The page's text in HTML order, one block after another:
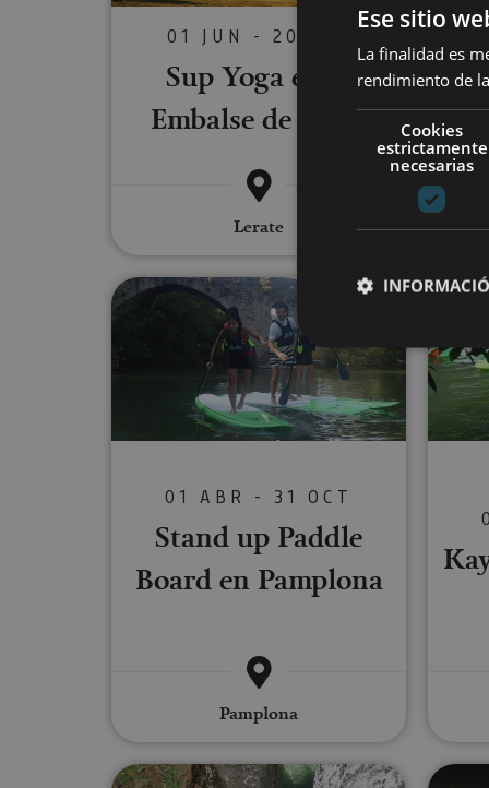
01 JUN - 20 SEP
Sup Yoga en el
Embalse de Alloz
Lerate
Stand up Paddle Board en
01 ABR - 31 OCT
Stand up Paddle
Board en Pamplona
Pamplona
Descenso de barrancos
Ese sitio
La finalidad es
rendimiento de
Cookies
estrictamente
necesarias
Cookies